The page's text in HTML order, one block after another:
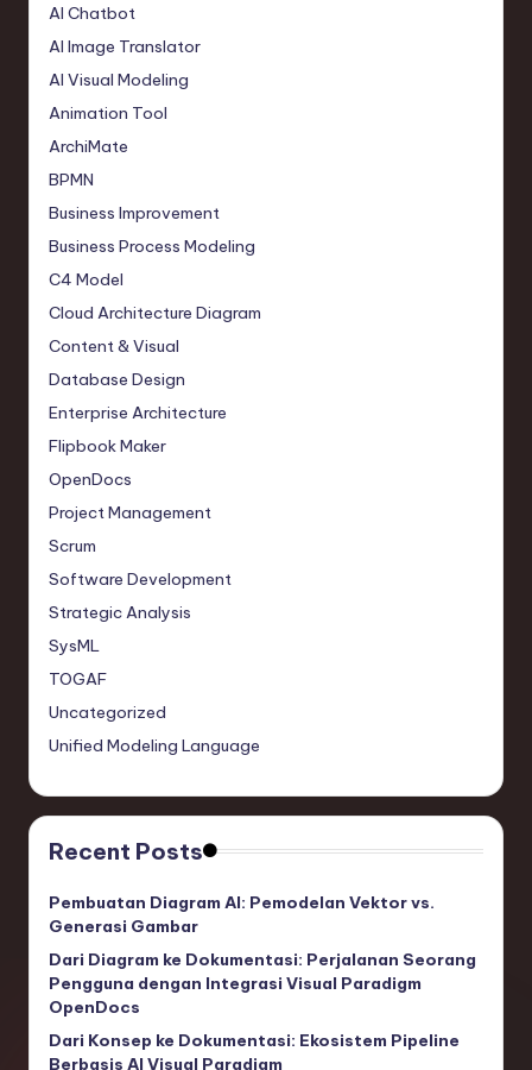
AI Chatbot
AI Image Translator
AI Visual Modeling
Animation Tool
ArchiMate
BPMN
Business Improvement
Business Process Modeling
C4 Model
Cloud Architecture Diagram
Content & Visual
Database Design
Enterprise Architecture
Flipbook Maker
OpenDocs
Project Management
Scrum
Software Development
Strategic Analysis
SysML
TOGAF
Uncategorized
Unified Modeling Language
Recent Posts
Pembuatan Diagram AI: Pemodelan Vektor vs.
Generasi Gambar
Dari Diagram ke Dokumentasi: Perjalanan Seorang
Pengguna dengan Integrasi Visual Paradigm
OpenDocs
Dari Konsep ke Dokumentasi: Ekosistem Pipeline
Berbasis AI Visual Paradigm